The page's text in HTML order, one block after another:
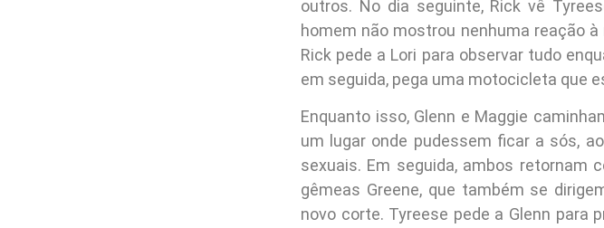
outros. No dia seguinte, Rick vê
homem não mostrou nenhuma reação
Rick pede a Lori para observar tudo
em seguida, pega uma motocicleta que
Enquanto isso, Glenn e Maggie
um lugar onde pudessem ficar a sós,
sexuais. Em seguida, ambos retornam
gêmeas Greene, que também se
novo corte. Tyreese pede a Glenn para